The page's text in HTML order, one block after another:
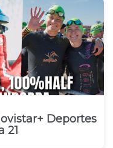
Deportes
21